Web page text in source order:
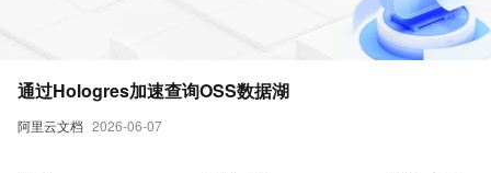
阿里云文档 2026-06-07
通过Hologres加速查询OSS数据湖